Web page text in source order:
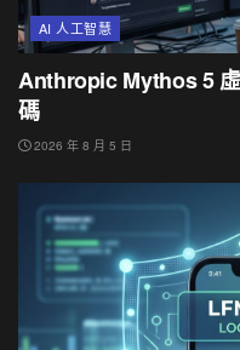
AI 人工智慧
Anthropic Mythos 5
碼
2026 年 8 月 5 日